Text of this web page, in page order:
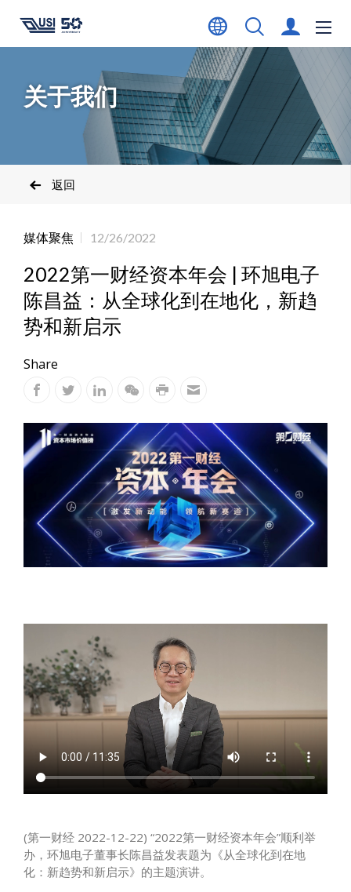
关于我们
返回
媒体聚焦 12/26/2022
2022第一财经资本年会 | 环旭电子
陈昌益：从全球化到在地化，新趋
势和新启示
Share
(第一财经 2022-12-22) “2022第一财经资本年会”顺利举
办，环旭电子董事长陈昌益发表题为《从全球化到在地
化：新趋势和新启示》的主题演讲。